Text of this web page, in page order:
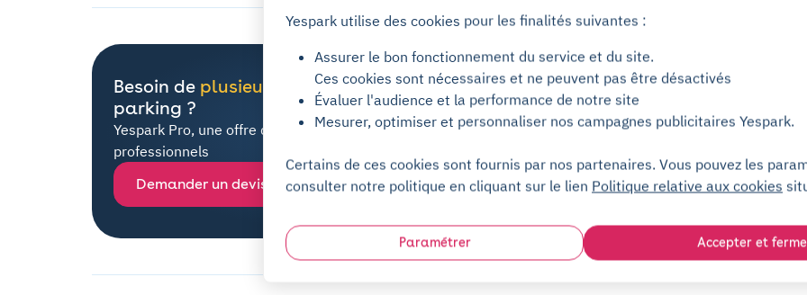
Besoin de plusieurs placesde
parking ?
Yespark Pro, une offre dédiée à tous les
professionnels
Demander un devis
Yespark utilise des cookies pour les finalités suivantes :
Assurer le bon fonctionnement du service et du site.
Ces cookies sont nécessaires et ne peuvent pas être désactivés
Évaluer l'audience et la performance de notre site
Mesurer, optimiser et personnaliser nos campagnes publicitaires Yespark.
Certains de ces cookies sont fournis par nos partenaires. Vous pouvez les
consulter notre politique en cliquant sur le lien Politique relative aux cookies
Paramétrer Accepter et